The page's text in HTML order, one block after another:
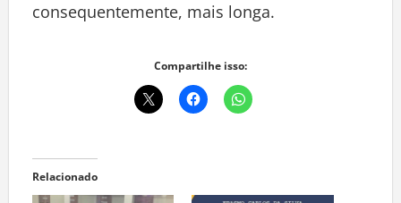
consequentemente, mais longa.
Compartilhe isso:
Relacionado